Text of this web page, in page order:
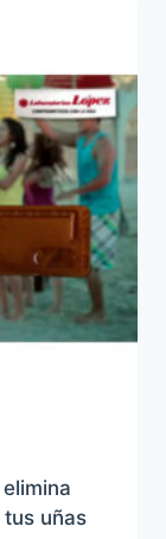
uñas